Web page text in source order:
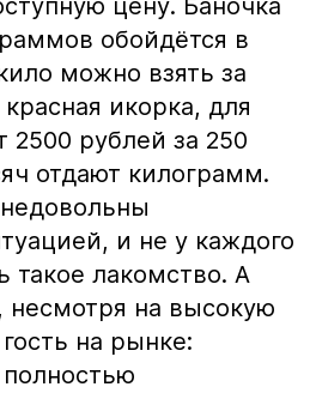
цену. Баночка
обойдётся в
можно взять за
икорка, для
2500 рублей за 250
отдают килограмм.
и не у каждого
такое лакомство. А
несмотря на высокую
на рынке: